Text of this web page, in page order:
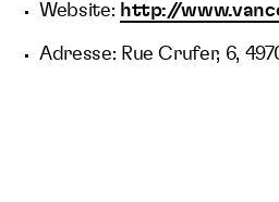
Website: http://
Adresse: Rue Crufer, 6,